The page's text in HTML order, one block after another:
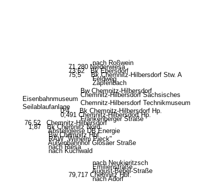
nach Roßwein
71,280 Niederwiesa
73,62 Bk Ebersdorf
75,5 Bk Chemnitz-Hilbersdorf Stw. A
Feldweg
Zapfenbach
Bw Chemnitz-Hilbersdorf
Chemnitz-Hilbersdorf Sächsisches
Eisenbahnmuseum
Chemnitz-Hilbersdorf Technikmuseum
Seilablaufanlage
0,4 Bk Chemnitz-Hilbersdorf Hp.
0,491 Chemnitz-Hilbersdorf Hp.
Frankenberger Straße
76,52 Chemnitz-Hilbersdorf
1,87 Bk Chemnitz Nord
Abstellgleise DB Energie
Bw Chemnitz Hbf.
RAW "Wilhelm Pieck"
Außenbahnhof Glösaer Straße
nach Riesa
nach Küchwald
nach Neukieritzsch
Emilienstraße
August-Bebel-Straße
79,717 Chemnitz Hbf.
nach Adorf